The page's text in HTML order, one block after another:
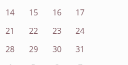
14 15 16
17
21 22 23
24
28 29 30
31